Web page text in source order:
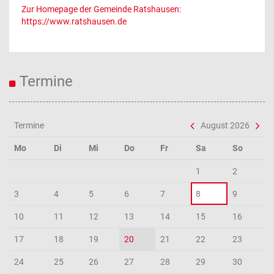
Zur Homepage der Gemeinde Ratshausen:
https://www.ratshausen.de
Termine
Termine August 2026
Mo Di Mi Do Fr Sa So
1 2
3 4 5 6 7 8 9
10 11 12 13 14 15 16
17 18 19 20 21 22 23
24 25 26 27 28 29 30